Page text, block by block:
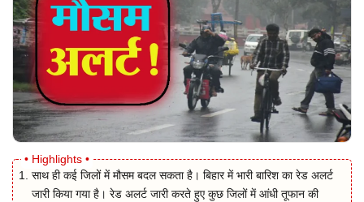
साथ ही कई जिलों में मौसम बदल सकता है। बिहार में भारी बारिश का रेड अलर्ट
जारी किया गया है। रेड अलर्ट जारी करते हुए कुछ जिलों में आंधी तूफान की